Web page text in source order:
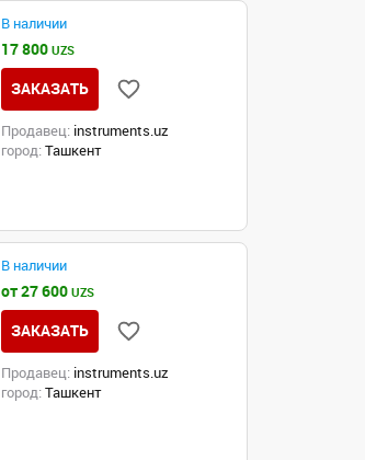
В наличии
17 800UZS
ЗАКАЗАТЬ
Продавец: instruments.uz
город: Ташкент
В наличии
от 27 600UZS
ЗАКАЗАТЬ
Продавец: instruments.uz
город: Ташкент